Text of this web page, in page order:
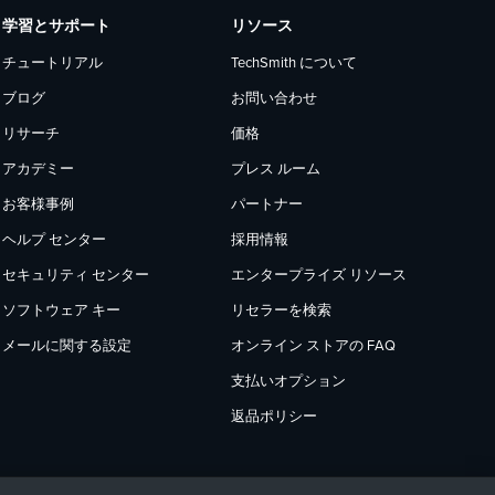
学習とサポート
チュートリアル
ブログ
リサーチ
アカデミー
お客様事例
ヘルプ センター
セキュリティ センター
ソフトウェア キー
メールに関する設定
リソース
TechSmith について
お問い合わせ
価格
プレス ルーム
パートナー
採用情報
エンタープライズ リソース
リセラーを検索
オンライン ストアの FAQ
支払いオプション
返品ポリシー